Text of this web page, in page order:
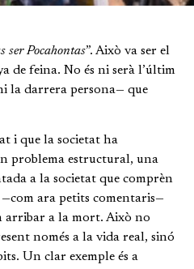
ser Pocahontas”. Això va ser el
de feina. No és ni serà l’últim
la darrera persona— que
i que la societat ha
problema estructural, una
a la societat que comprèn
—com ara petits comentaris—
arribar a la mort. Això no
només a la vida real, sinó
Un clar exemple és a